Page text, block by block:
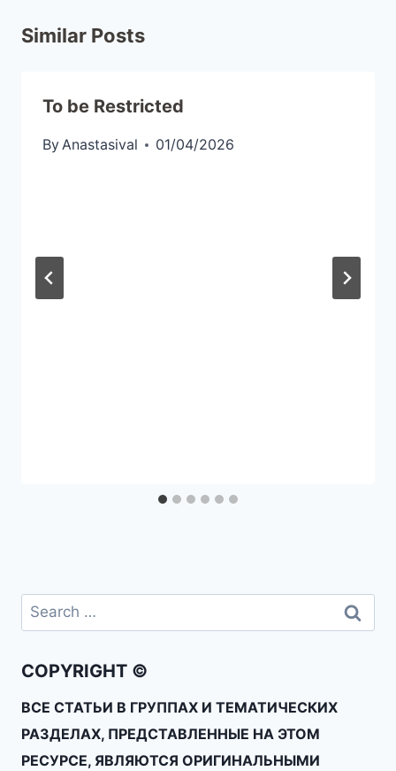
Similar Posts
To be Restricted
ByAnastasival 01/04/2026
COPYRIGHT ©
ВСЕ СТАТЬИ В ГРУППАХ И ТЕМАТИЧЕСКИХ
РАЗДЕЛАХ, ПРЕДСТАВЛЕННЫЕ НА ЭТОМ
РЕСУРСЕ, ЯВЛЯЮТСЯ ОРИГИНАЛЬНЫМИ